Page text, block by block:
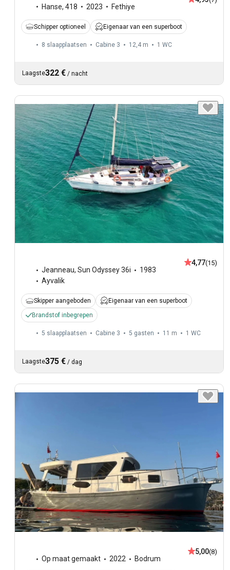
Hanse, 418 2023 Fethiye
Schipper optioneel Eigenaar van een superboot
8 slaapplaatsen Cabine 3 12,4 m 1 WC
Laagste322 € / nacht
Jeanneau, Sun Odyssey 36i
1983
Ayvalik
4,77(15)
Skipper aangeboden
Eigenaar van een superboot
Brandstof inbegrepen
5 slaapplaatsen Cabine 3 5 gasten 11 m 1 WC
Laagste375 € / dag
Op maat gemaakt 2022 Bodrum
5,00(8)